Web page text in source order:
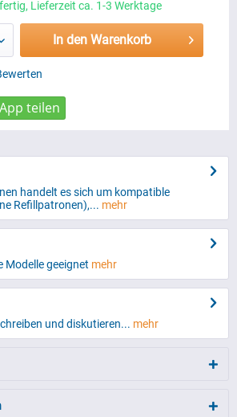
Lieferzeit ca. 1-3 Werktage
In den Warenkorb
handelt es sich um kompatible
Refillpatronen),... mehr
Modelle geeignet mehr
und diskutieren... mehr